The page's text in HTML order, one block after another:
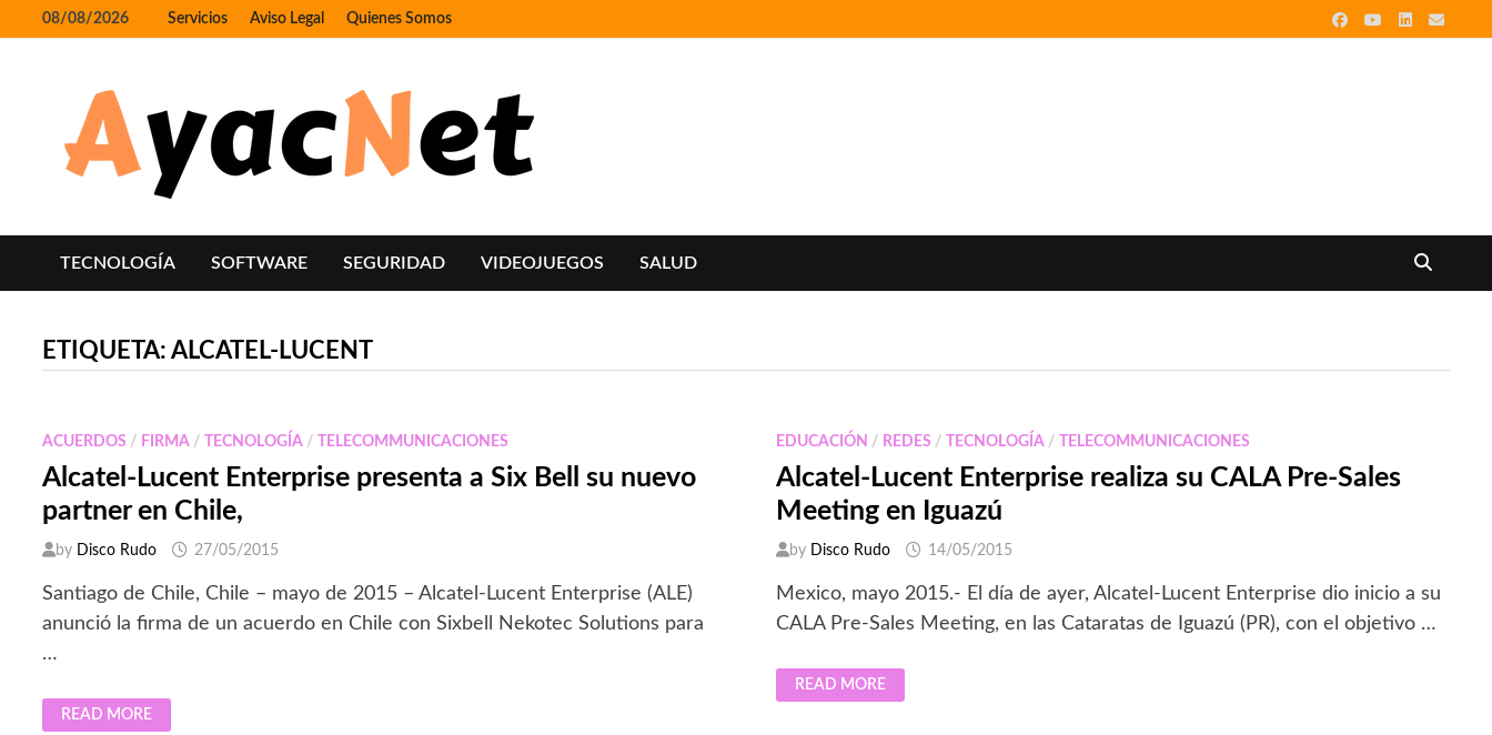
to
08/08/2026 Servicios Aviso Legal Quienes Somos
TECNOLOGÍA SOFTWARE SEGURIDAD VIDEOJUEGOS SALUD
ETIQUETA:ALCATEL-LUCENT
ACUERDOS / FIRMA / TECNOLOGÍA / TELECOMMUNICACIONES
Alcatel-Lucent Enterprise presenta a Six Bell su nuevo
partner en Chile,
by Disco Rudo 27/05/2015
Santiago de Chile, Chile – mayo de 2015 – Alcatel-Lucent Enterprise (ALE)
anunció la firma de un acuerdo en Chile con Sixbell Nekotec Solutions para
…
ALCATEL-
LUCENT
READ MORE
EDUCACIÓN / REDES / TECNOLOGÍA / TELECOMMUNICACIONES
Alcatel-Lucent Enterprise realiza su CALA Pre-Sales
Meeting en Iguazú
by Disco Rudo 14/05/2015
Mexico, mayo 2015.- El día de ayer, Alcatel-Lucent Enterprise dio inicio a su
CALA Pre-Sales Meeting, en las Cataratas de Iguazú (PR), con el objetivo …
ALCATEL-
LUCENT
READ MORE